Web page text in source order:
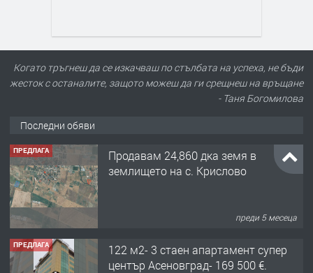
Когато тръгнеш да се изкачваш по стълбата на успеха, не бъди
жесток с останалите, защото можеш да ги срещнеш на връщане
- Таня Богомилова
Последни обяви
ПРЕДЛАГА
Продавам 24,860 дка земя в
землището на с. Крислово
преди 5 месеца
ПРЕДЛАГА
122 м2- 3 стаен апартамент супер
център Асеновград- 169 500 €.